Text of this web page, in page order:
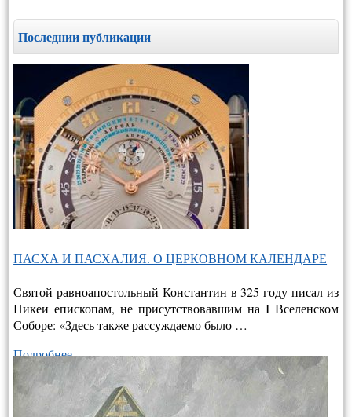
Последнии публикации
ПАСХА И ПАСХАЛИЯ. О ЦЕРКОВНОМ КАЛЕНДАРЕ
Святой равноапостольный Константин в 325 году писал из
Никеи епископам, не присутствовавшим на I Вселенском
Соборе: «Здесь также рассуждаемо было …
Подробнее…